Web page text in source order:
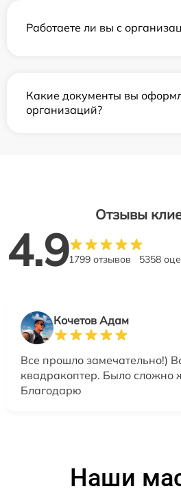
Работаете ли вы с
Какие документы вы
организаций?
Отзывы
4.91799 отзывов 5358
Кочетов Адам
Все прошло замечательно!)
квадракоптер. Было сложно
Благодарю
Наши